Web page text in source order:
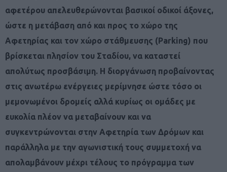
αφετέρου απελευθερώνονται βασικοί οδικοί άξονες,
ώστε η μετάβαση από και προς το χώρο της
Αφετηρίας και τον χώρο στάθμευσης (Parking) που
βρίσκεται πλησίον του Σταδίου, να καταστεί
απολύτως προσβάσιμη. Η διοργάνωση προβαίνοντας
στις ανωτέρω ενέργειες μερίμνησε ώστε τόσο οι
μεμονωμένοι δρομείς αλλά κυρίως οι ομάδες με
ευκολία πλέον να μεταβαίνουν και να
συγκεντρώνονται στην Αφετηρία των Δρόμων και
παράλληλα με την αγωνιστική τους συμμετοχή να
απολαμβάνουν μέχρι τέλους το πρόγραμμα των